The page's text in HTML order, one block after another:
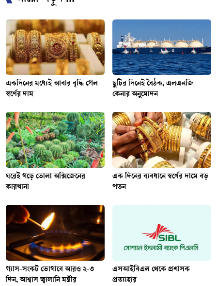
একদিনের মধ্যেই আবার বৃদ্ধি পেল
স্বর্ণের দাম
ছুটির দিনেই বৈঠক, এলএনজি
কেনার অনুমোদন
ঘরেই গড়ে তোলা অক্সিজেনের
কারখানা
এক দিনের ব্যবধানে স্বর্ণের দামে বড়
পতন
গ্যাস-সংকট ভোগাবে আরও ২-৩
দিন, আশ্বাস জ্বালানি মন্ত্রীর
এসআইবিএল থেকে প্রশাসক
প্রত্যাহার